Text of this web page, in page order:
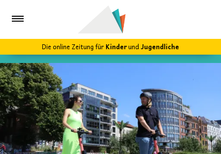
Die online Zeitung fürKinderundJugendliche